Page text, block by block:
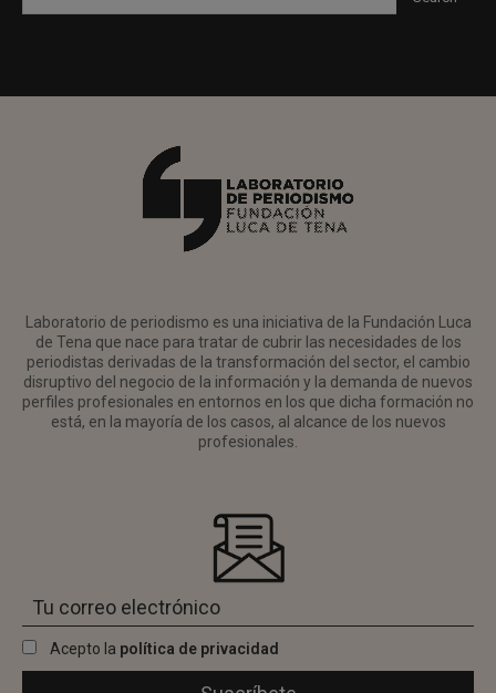
Laboratorio de periodismo es una iniciativa de la Fundación Luca
de Tena que nace para tratar de cubrir las necesidades de los
periodistas derivadas de la transformación del sector, el cambio
disruptivo del negocio de la información y la demanda de nuevos
perfiles profesionales en entornos en los que dicha formación no
está, en la mayoría de los casos, al alcance de los nuevos
profesionales.
Acepto la política de privacidad